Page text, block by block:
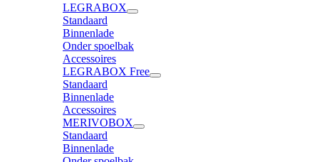
LEGRABOX
Standaard
Binnenlade
Onder spoelbak
Accessoires
LEGRABOX Free
Standaard
Binnenlade
Accessoires
MERIVOBOX
Standaard
Binnenlade